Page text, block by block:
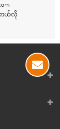
ဘယ်လို